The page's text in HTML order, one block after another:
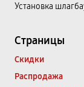
Установка
Страницы
Скидки
Распродажа